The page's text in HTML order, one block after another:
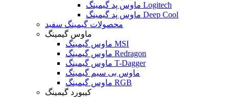
ماوس پد گیمینگ Logitech
ماوس پد گیمینگ Deep Cool
محصولات گیمینگ سفید
ماوس گیمینگ
ماوس گیمینگ MSI
ماوس گیمینگ Redragon
ماوس گیمینگ T-Dagger
ماوس بی سیم گیمینگ
ماوس گیمینگ RGB
کیبورد گیمینگ